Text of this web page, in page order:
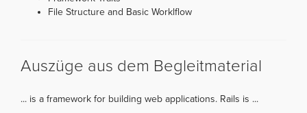
File Structure and Basic Worklflow
Auszüge aus dem Begleitmaterial
... is a framework for building web applications. Rails is ...